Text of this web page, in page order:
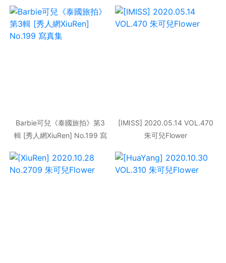
Barbie可兒《泰國旅拍》第3
輯 [秀人網XiuRen] No.199 寫
[IMISS] 2020.05.14 VOL.470
朱可兒Flower